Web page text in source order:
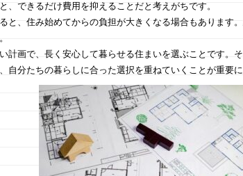
、できるだけ費用を抑えることだと考えがちです。
と、住み始めてからの負担が大きくなる場合もあります
計画で、長く安心して暮らせる住まいを選ぶことです。
自分たちの暮らしに合った選択を重ねていくことが重要に